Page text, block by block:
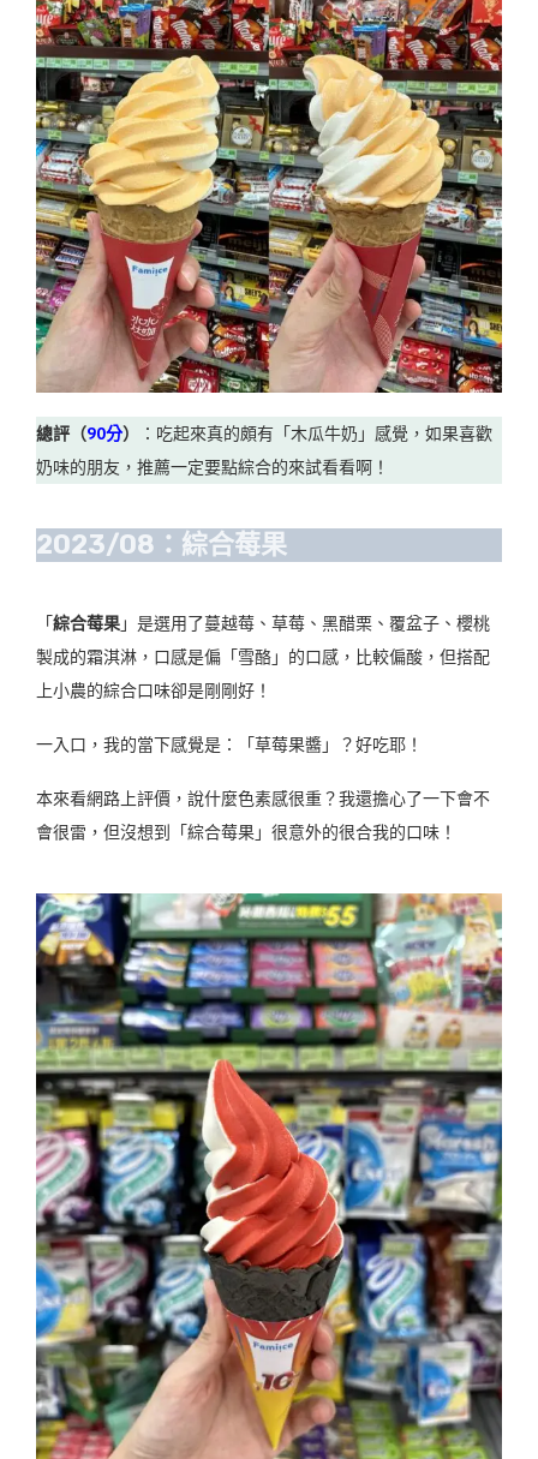
總評（90分）
：吃起來真的頗有「木瓜牛奶」感覺，如果喜歡
奶味的朋友，推薦一定要點綜合的來試看看啊！
2023/08：綜合莓果
「綜合莓果」是選用了蔓越莓、草莓、黑醋栗、覆盆子、櫻桃
製成的霜淇淋，口感是偏「雪酪」的口感，比較偏酸，但搭配
上小農的綜合口味卻是剛剛好！
一入口，我的當下感覺是：「草莓果醬」？好吃耶！
本來看網路上評價，說什麼色素感很重？我還擔心了一下會不
會很雷，但沒想到「綜合莓果」很意外的很合我的口味！